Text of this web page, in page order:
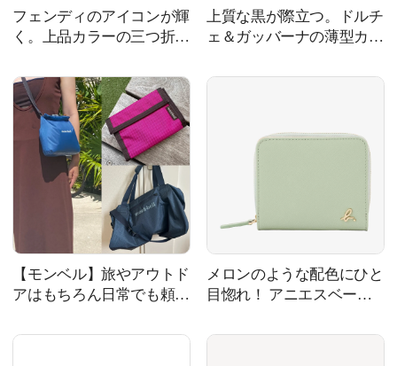
フェンディのアイコンが輝
く。上品カラーの三つ折り
上質な黒が際立つ。ドルチ
ェ＆ガッバーナの薄型カー
【モンベル】旅やアウトド
アはもちろん日常でも頼も
グッズ7選
メロンのような配色にひと
目惚れ！ アニエスベーの